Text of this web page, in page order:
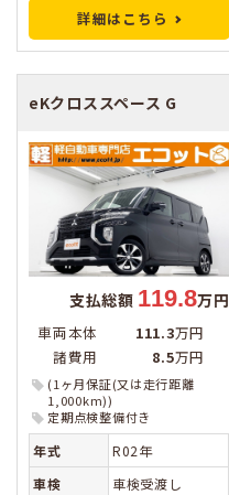
詳細はこちら
eKクロススペース G
支払総額 119.8万円
車両本体 111.3万円
諸費用
8.5万円
(1ヶ月保証(又は走行距離
1,000km))
定期点検整備付き
年式
R02年
車検
車検受渡し